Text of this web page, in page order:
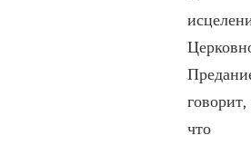
говорит,
что